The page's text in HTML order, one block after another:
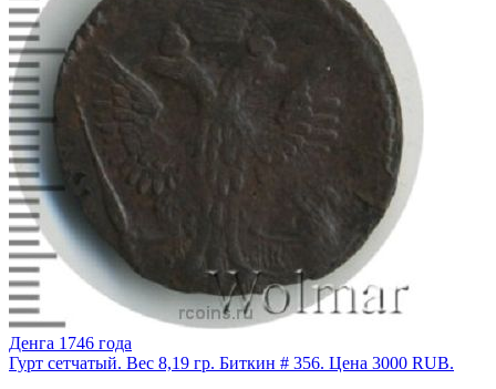
Денга 1746 года
Гурт сетчатый. Вес 8,19 гр. Биткин # 356. Цена 3000 RUB.